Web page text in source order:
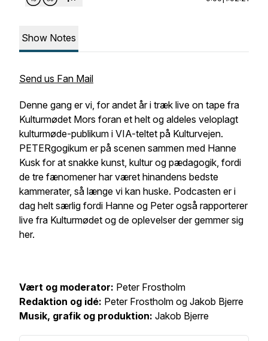
Show Notes
Send us Fan Mail
Denne gang er vi, for andet år i træk live on tape fra
Kulturmødet Mors foran et helt og aldeles veloplagt
kulturmøde-publikum i VIA-teltet på Kulturvejen.
PETERgogikum er på scenen sammen med Hanne
Kusk for at snakke kunst, kultur og pædagogik, fordi
de tre fænomener har været hinandens bedste
kammerater, så længe vi kan huske. Podcasten er i
dag helt særlig fordi Hanne og Peter også rapporterer
live fra Kulturmødet og de oplevelser der gemmer sig
her.
Vært og moderator: Peter Frostholm
Redaktion og idé: Peter Frostholm og Jakob Bjerre
Musik, grafik og produktion: Jakob Bjerre